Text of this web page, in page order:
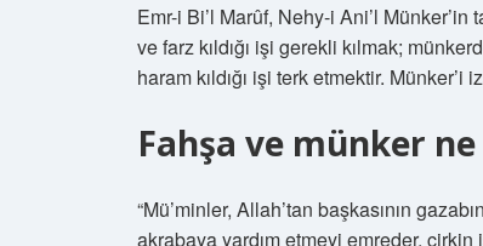
Emr-i Bi’l Marûf, Nehy-i Ani’l
ve farz kıldığı işi gerekli kılmak;
haram kıldığı işi terk etmektir.
Fahşa ve münker
“Mü’minler, Allah’tan başkasının
akrabaya yardım etmeyi emreder, çirkin